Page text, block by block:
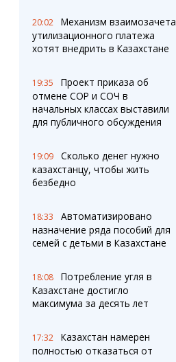
20:02
Механизм взаимозачета
утилизационного платежа
хотят внедрить в Казахстане
19:35
Проект приказа об
отмене СОР и СОЧ в
начальных классах выставили
для публичного обсуждения
19:09
Сколько денег нужно
казахстанцу, чтобы жить
безбедно
18:33
Автоматизировано
назначение ряда пособий для
семей с детьми в Казахстане
18:08
Потребление угля в
Казахстане достигло
максимума за десять лет
17:32
Казахстан намерен
полностью отказаться от